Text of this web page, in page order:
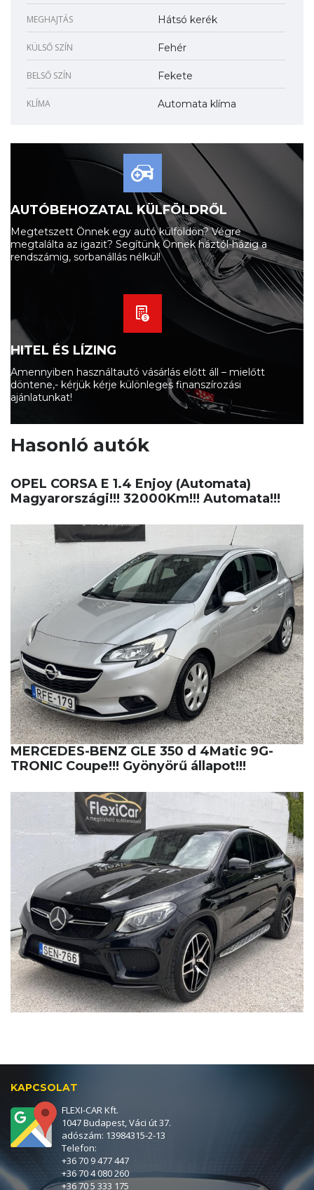
MEGHAJTÁS Hátsó kerék
KÜLSŐ SZÍN Fehér
BELSŐ SZÍN Fekete
KLÍMA Automata klíma
AUTÓBEHOZATAL KÜLFÖLDRŐL
Megtetszett Önnek egy autó külföldön? Végre
megtalálta az igazit? Segítünk Önnek háztól-házig a
rendszámig, sorbanállás nélkül!
HITEL ÉS LÍZING
Amennyiben használtautó vásárlás előtt áll – mielőtt
döntene,- kérjük kérje különleges finanszírozási
ajánlatunkat!
Hasonló autók
OPEL CORSA E 1.4 Enjoy (Automata)
Magyarországi!!! 32000Km!!! Automata!!!
MERCEDES-BENZ GLE 350 d 4Matic 9G-
TRONIC Coupe!!! Gyönyörű állapot!!!
KAPCSOLAT
FLEXI-CAR Kft.
1047 Budapest, Váci út 37.
adószám: 13984315-2-13
Telefon:
+36 70 9 477 447
+36 70 4 080 260
+36 70 5 333 175